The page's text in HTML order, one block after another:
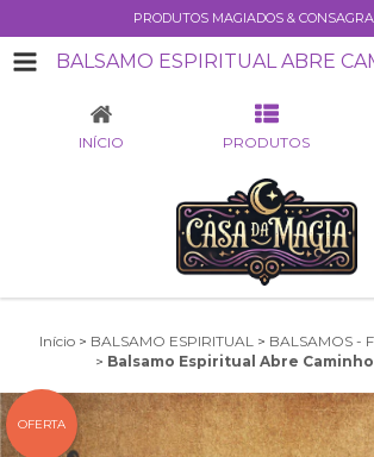
PRODUTOS MAGIADOS &
INÍCIO PRODUTOS
Início > BALSAMO ESPIRITUAL > BALSAMOS -
> Balsamo Espiritual Abre
OFERTA